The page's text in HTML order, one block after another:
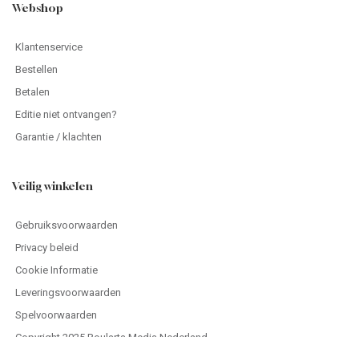
Webshop
Klantenservice
Bestellen
Betalen
Editie niet ontvangen?
Garantie / klachten
Veilig winkelen
Gebruiksvoorwaarden
Privacy beleid
Cookie Informatie
Leveringsvoorwaarden
Spelvoorwaarden